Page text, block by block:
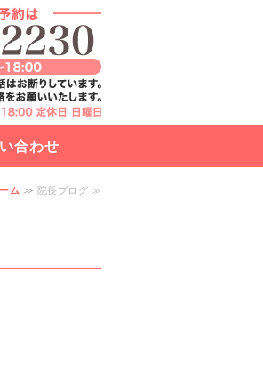
ポート｜神奈川県横
合わせ
ム ≫ 院長ブログ ≫